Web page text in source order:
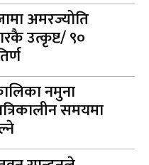
अमरज्योति
उत्कृष्ट/ ९०
नमुना
समयमा